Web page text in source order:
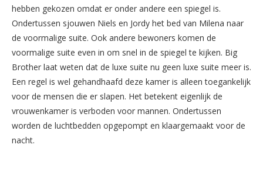
hebben gekozen omdat er onder andere een spiegel is.
Ondertussen sjouwen Niels en Jordy het bed van Milena naar
de voormalige suite. Ook andere bewoners komen de
voormalige suite even in om snel in de spiegel te kijken. Big
Brother laat weten dat de luxe suite nu geen luxe suite meer is.
Een regel is wel gehandhaafd deze kamer is alleen toegankelijk
voor de mensen die er slapen. Het betekent eigenlijk de
vrouwenkamer is verboden voor mannen. Ondertussen
worden de luchtbedden opgepompt en klaargemaakt voor de
nacht.